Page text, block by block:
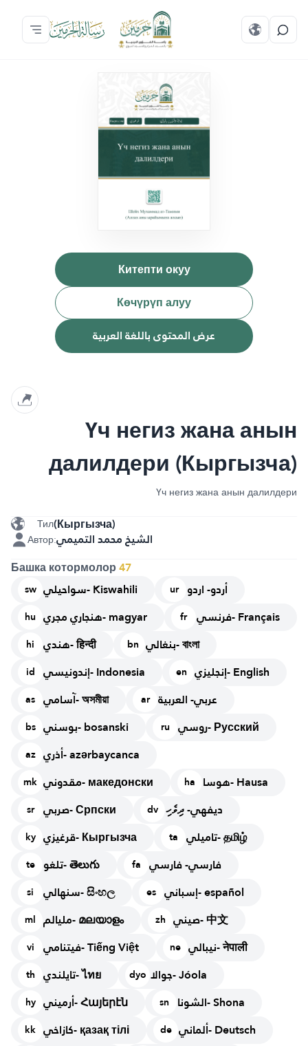
Китепти окуу
Көчүрүп алуу
عرض المحتوى باللغة العربية
Үч негиз жана анын
далилдери (Кыргызча)
Үч негиз жана анын далилдери
Тил(Кыргызча)
Автор:الشيخ محمد التميمي
Башка котормолор47
sw سواحيلي- Kiswahili ur أردو- اردو
hu هنجاري مجري- magyar fr فرنسي- Français
hi هندي- हिन्दी bn بنغالي- বাংলা
id إندونيسي- Indonesia en إنجليزي- English
as آسامي- অসমীয়া ar عربي- العربية
bs بوسني- bosanski ru روسي- Русский
az أذري- azərbaycanca
mk مقدوني- македонски ha هوسا- Hausa
sr صربي- Српски dv ديفهي- ދިވެހި
ky قرغيزي- Кыргызча ta تاميلي- தமிழ்
te تلغو- తెలుగు fa فارسي- فارسي
si سنهالي- සිංහල es إسباني- español
ml مليالم- മലയാളം zh صيني- 中文
vi فيتنامي- Tiếng Việt ne نيبالي- नेपाली
th تايلندي- ไทย dyo جوالا- Jóola
hy أرميني- Հայերէն sn الشونا- Shona
kk كازاخي- қазақ тілі de ألماني- Deutsch